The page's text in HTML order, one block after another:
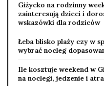
Giżycko na rodzinny
zainteresują dzieci i
wskazówki dla rodziców
Łeba blisko plaży czy w
wybrać nocleg
Ile kosztuje weekend w
na noclegi, jedzenie i